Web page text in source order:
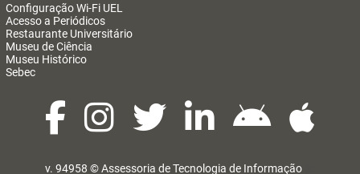
Configuração Wi-Fi UEL
Acesso a Periódicos
Restaurante Universitário
Museu de Ciência
Museu Histórico
Sebec
v. 94958 ©Assessoria de Tecnologia de Informação